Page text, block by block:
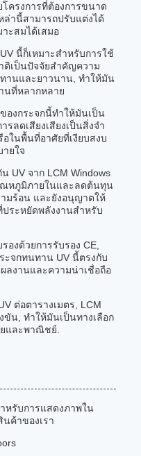
โครงการที่ต้องการขนาด
ล่านี้สามารถปรับแต่งได้
าะสมได้เสมอ
นี้ก็เหมาะสําหรับการใช้
ติเป็นปัจจัยสําคัญความ
านและยาวนาน, ทําให้มัน
นที่หลากหลาย
องกระจกนี้ทําให้มันเป็น
ลดเสียงเสียงเป็นสิ่งจํา
อในพื้นที่อาศัยที่เงียบสงบ
ยใจ
UV จาก LCM Windows
ณหภูมิภายในและลดต้นทุน
มร้อน และยังอนุญาตให้
ระหยัดพลังงานสําหรับ
องด้วยการรับรอง CE,
ระจกทนทาน UV นี้ตรงกับ
งานและความน่าเชื่อถือ
ต่อตารางเมตร, LCM
ขัน, ทําให้มันเป็นทางเลือก
และพาณิชย์.
หรับการแสดงภาพใน
ค้าของเรา